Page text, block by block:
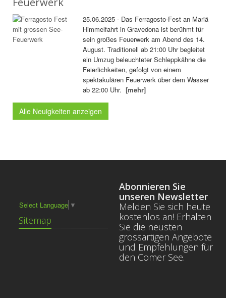
25.06.2025 - Das Ferragosto-Fest an Mariä
Himmelfahrt in Gravedona ist berühmt für
sein großes Feuerwerk am Abend des 14.
August. Traditionell ab 21:00 Uhr begleitet
ein Umzug beleuchteter Schleppkähne die
Feierlichkeiten, gefolgt von einem
spektakulären Feuerwerk über dem Wasser
ab 22:00 Uhr.[mehr]
Alle Neuigkeiten anzeigen
Select Language ▼
Sitemap
Abonnieren Sie
unseren Newsletter
Melden Sie sich heute
kostenlos an! Erhalten
Sie die neusten
grossartigen Angebote
und Empfehlungen für
den Comer See.